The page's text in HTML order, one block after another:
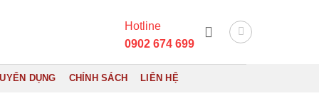
Hotline
0902 674 699
DỤNG CHÍNH SÁCH LIÊN HỆ